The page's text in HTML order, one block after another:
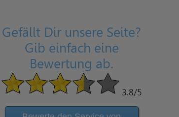
Gefällt Dir unsere Seite?
Gib einfach eine
Bewertung ab.
3.8/5